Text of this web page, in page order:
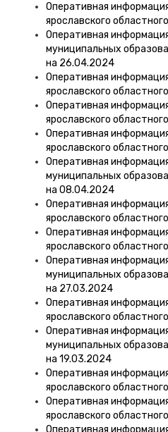
Оперативная
ярославского
Оперативная
муниципальных
на 26.04.2024
Оперативная
ярославского
Оперативная
ярославского
Оперативная
ярославского
Оперативная
муниципальных
на 08.04.2024
Оперативная
ярославского
Оперативная
ярославского
Оперативная
муниципальных
на 27.03.2024
Оперативная
ярославского
Оперативная
муниципальных
на 19.03.2024
Оперативная
ярославского
Оперативная
ярославского